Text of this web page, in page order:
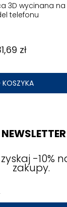
3D wycinana na
telefonu
zł
NEWSLETTER
-10%
zakupy.